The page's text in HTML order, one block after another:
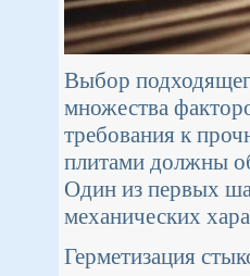
Выбор
множества
требования к
плитами должны
Один из первых
механических
Герметизация